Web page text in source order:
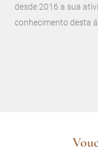
desde 2016 a sua
conhecimento desta